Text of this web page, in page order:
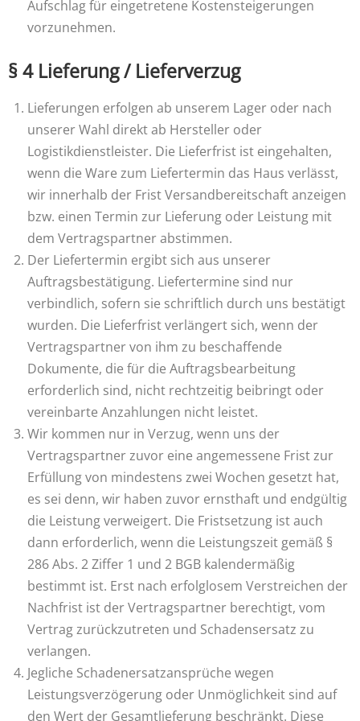
Aufschlag für eingetretene Kostensteigerungen
vorzunehmen.
§ 4 Lieferung / Lieferverzug
Lieferungen erfolgen ab unserem Lager oder nach
unserer Wahl direkt ab Hersteller oder
Logistikdienstleister. Die Lieferfrist ist eingehalten,
wenn die Ware zum Liefertermin das Haus verlässt,
wir innerhalb der Frist Versandbereitschaft anzeigen
bzw. einen Termin zur Lieferung oder Leistung mit
dem Vertragspartner abstimmen.
Der Liefertermin ergibt sich aus unserer
Auftragsbestätigung. Liefertermine sind nur
verbindlich, sofern sie schriftlich durch uns bestätigt
wurden. Die Lieferfrist verlängert sich, wenn der
Vertragspartner von ihm zu beschaffende
Dokumente, die für die Auftragsbearbeitung
erforderlich sind, nicht rechtzeitig beibringt oder
vereinbarte Anzahlungen nicht leistet.
Wir kommen nur in Verzug, wenn uns der
Vertragspartner zuvor eine angemessene Frist zur
Erfüllung von mindestens zwei Wochen gesetzt hat,
es sei denn, wir haben zuvor ernsthaft und endgültig
die Leistung verweigert. Die Fristsetzung ist auch
dann erforderlich, wenn die Leistungszeit gemäß §
286 Abs. 2 Ziffer 1 und 2 BGB kalendermäßig
bestimmt ist. Erst nach erfolglosem Verstreichen der
Nachfrist ist der Vertragspartner berechtigt, vom
Vertrag zurückzutreten und Schadensersatz zu
verlangen.
Jegliche Schadenersatzansprüche wegen
Leistungsverzögerung oder Unmöglichkeit sind auf
den Wert der Gesamtlieferung beschränkt. Diese